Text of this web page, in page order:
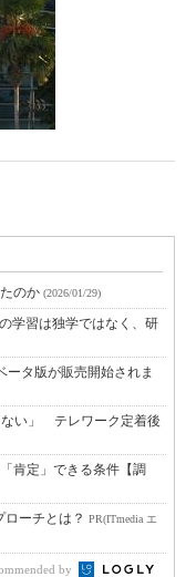
のか (2026/01/29)
学習は独学ではなく、研
ータ版が販売開始されま
ない」 テレワーク定着後
肯定」できる条件【調
ーチとは？ PR(ITmedia エ
by